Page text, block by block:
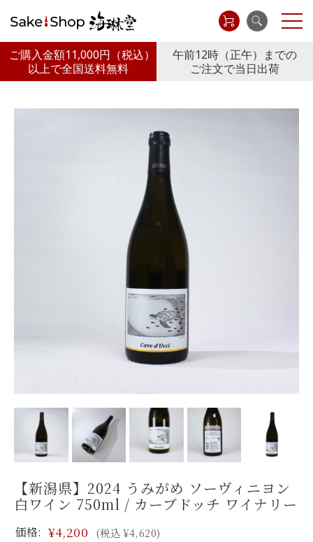
ご購入金額11,000円 （税込）
以上で全国送料無料
午前12時（正午）までの
ご注文で当日出荷
【新潟県】2024 うみがめ ソーヴィニヨン
白ワイン 750ml / カーブドッチ ワイナリー
価格: ¥4,200 (税込 ¥4,620)